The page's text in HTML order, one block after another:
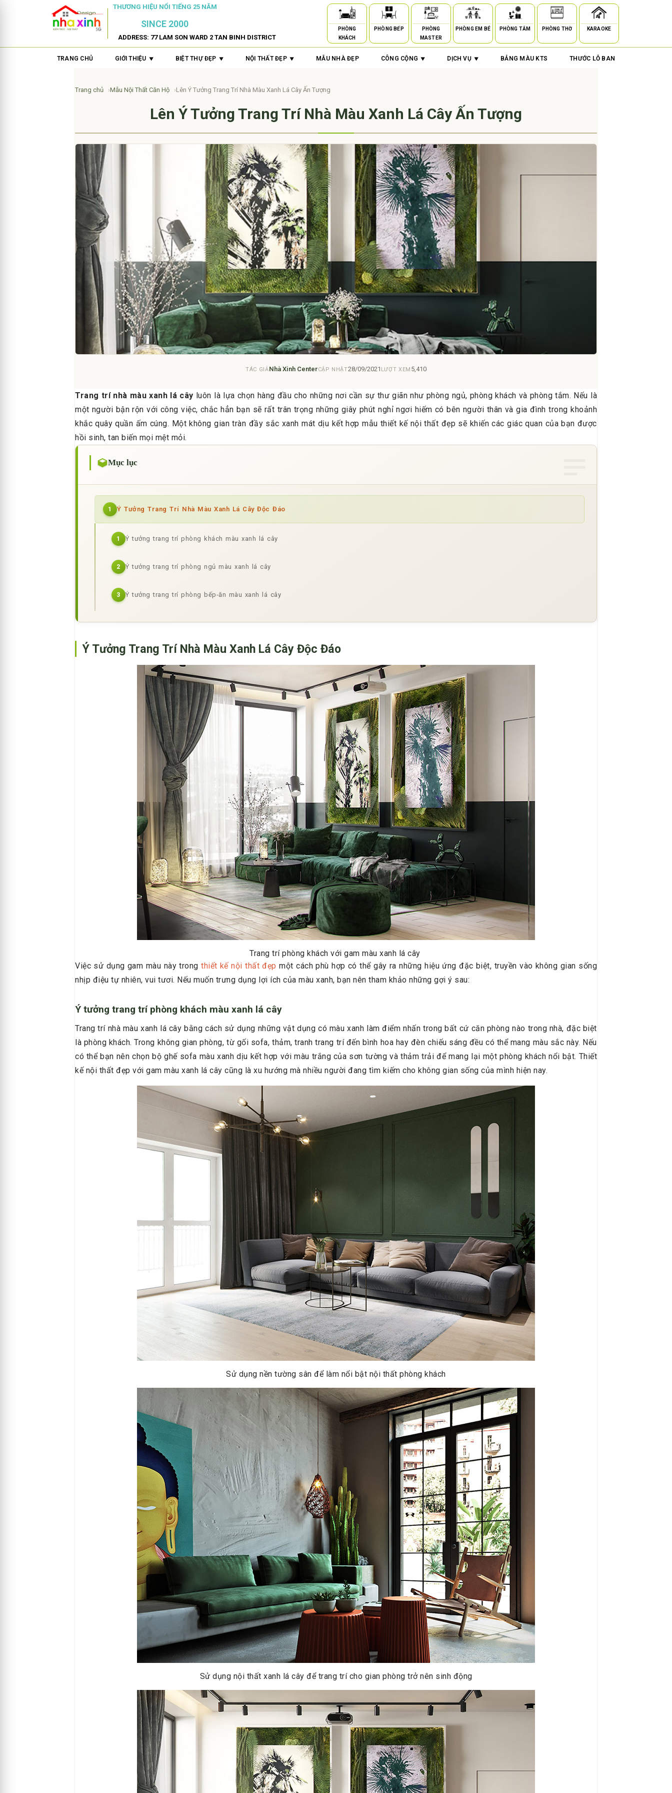
THƯƠNG HIỆU NỔI TIẾNG 25 NĂM
SINCE 2000
ADDRESS: 77 LAM SON WARD 2 TAN BINH DISTRICT
PHÒNG
KHÁCH
PHÒNG BẾP
PHÒNG
MASTER
PHÒNG EM BÉ PHÒNG TẮM PHÒNG THỜ KARAOKE
TRANG CHỦ GIỚI THIỆU BIỆT THỰ ĐẸP NỘI THẤT ĐẸP MẪU NHÀ ĐẸP CÔNG CỘNG DỊCH VỤ BẢNG MÀU KTS THƯỚC LỖ BAN
Trang chủ Mẫu Nội Thất Căn Hộ Lên Ý Tưởng Trang Trí Nhà Màu Xanh Lá Cây Ấn Tượng
Lên Ý Tưởng Trang Trí Nhà Màu Xanh Lá Cây Ấn Tượng
TÁC GIẢNhà Xinh CenterCẬP NHẬT28/09/2021 LƯỢT XEM 5,410
Trang trí nhà màu xanh lá cây luôn là lựa chọn hàng đầu cho những nơi cần sự thư giãn như phòng ngủ, phòng khách và phòng tắm. Nếu là
một người bận rộn với công việc, chắc hẳn bạn sẽ rất trân trọng những giây phút nghỉ ngơi hiếm có bên người thân và gia đình trong khoảnh
khắc quây quần ấm cúng. Một không gian tràn đầy sắc xanh mát dịu kết hợp mẫu thiết kế nội thất đẹp sẽ khiến các giác quan của bạn được
hồi sinh, tan biến mọi mệt mỏi.
Mục lục
1 Ý Tưởng Trang Trí Nhà Màu Xanh Lá Cây Độc Đáo
1 Ý tưởng trang trí phòng khách màu xanh lá cây
2 Ý tưởng trang trí phòng ngủ màu xanh lá cây
3 Ý tưởng trang trí phòng bếp-ăn màu xanh lá cây
Ý Tưởng Trang Trí Nhà Màu Xanh Lá Cây Độc Đáo
Trang trí phòng khách với gam màu xanh lá cây
Việc sử dụng gam màu này trongthiết kế nội thất đẹp một cách phù hợp có thể gây ra những hiệu ứng đặc biệt, truyền vào không gian sống
nhịp điệu tự nhiên, vui tươi. Nếu muốn trưng dụng lợi ích của màu xanh, bạn nên tham khảo những gợi ý sau:
Ý tưởng trang trí phòng khách màu xanh lá cây
Trang trí nhà màu xanh lá cây bằng cách sử dụng những vật dụng có màu xanh làm điểm nhấn trong bất cứ căn phòng nào trong nhà, đặc biệt
là phòng khách. Trong không gian phòng, từ gối sofa, thảm, tranh trang trí đến bình hoa hay đèn chiếu sáng đều có thể mang màu sắc này. Nếu
có thể bạn nên chọn bộ ghế sofa màu xanh dịu kết hợp với màu trắng của sơn tường và thảm trải để mang lại một phòng khách nổi bật. Thiết
kế nội thất đẹp với gam màu xanh lá cây cũng là xu hướng mà nhiều người đang tìm kiếm cho không gian sống của mình hiện nay.
Sử dụng nền tường sân để làm nổi bật nội thất phòng khách
Sử dụng nội thất xanh lá cây để trang trí cho gian phòng trở nên sinh động